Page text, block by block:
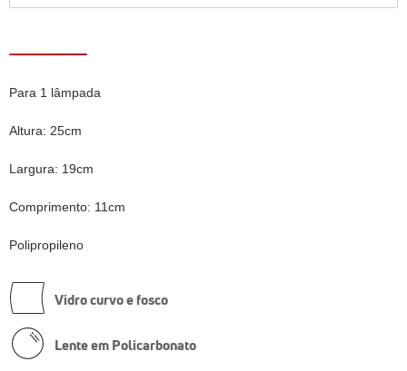
Para 1 lâmpada
Altura: 25cm
Largura: 19cm
Comprimento: 11cm
Polipropileno
Vidro curvo e fosco
Lente em Policarbonato